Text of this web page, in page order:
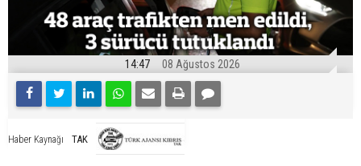
14:47 08 Ağustos 2026
Haber Kaynağı TAK